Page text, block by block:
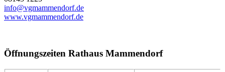
info@vgmammendorf.de
www.vgmammendorf.de
Öffnungszeiten Rathaus Mammendorf